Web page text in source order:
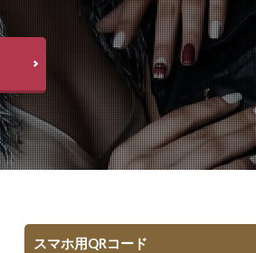
スマホ用QRコード